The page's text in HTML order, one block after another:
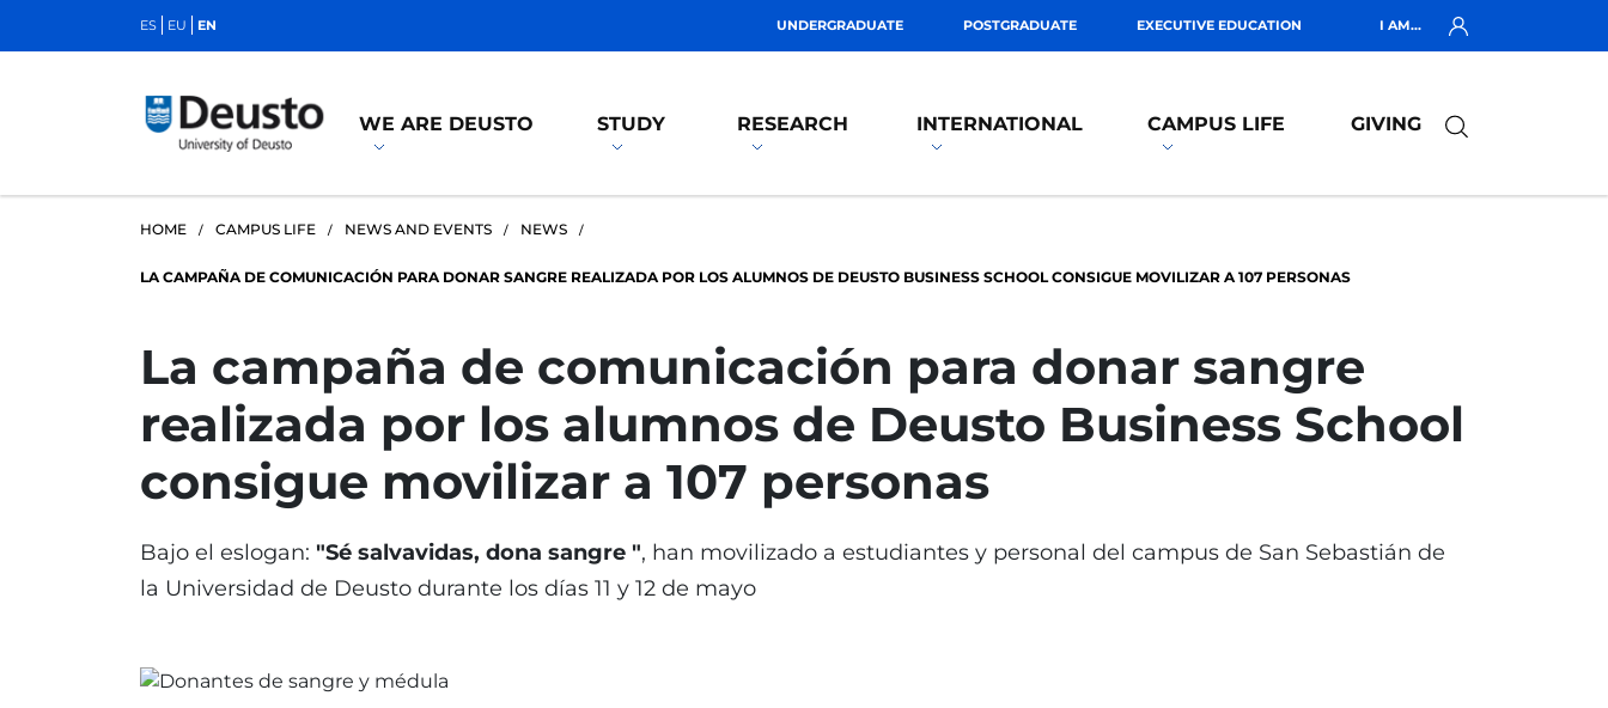
ES EU EN UNDERGRADUATE POSTGRADUATE EXECUTIVE EDUCATION I AM...
WE ARE DEUSTO STUDY RESEARCH INTERNATIONAL CAMPUS LIFE GIVING
HOME CAMPUS LIFE NEWS AND EVENTS NEWS
LA CAMPAÑA DE COMUNICACIÓN PARA DONAR SANGRE REALIZADA POR LOS ALUMNOS DE DEUSTO BUSINESS SCHOOL CONSIGUE MOVILIZAR A 107 PERSONAS
La campaña de comunicación para donar sangre
realizada por los alumnos de Deusto Business School
consigue movilizar a 107 personas
Bajo el eslogan: "Sé salvavidas, dona sangre ", han movilizado a estudiantes y personal del campus de San Sebastián de
la Universidad de Deusto durante los días 11 y 12 de mayo